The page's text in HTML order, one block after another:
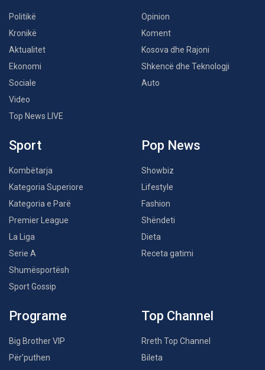
Politikë
Kronikë
Aktualitet
Ekonomi
Sociale
Video
Top News LIVE
Opinion
Koment
Kosova dhe Rajoni
Shkencë dhe Teknologji
Auto
Sport
Kombëtarja
Kategoria Superiore
Kategoria e Parë
Premier League
La Liga
Serie A
Shumësportësh
Sport Gossip
Pop News
Showbiz
Lifestyle
Fashion
Shëndeti
Dieta
Receta gatimi
Programe
Big Brother VIP
Për’puthen
Top Channel
Rreth Top Channel
Bileta